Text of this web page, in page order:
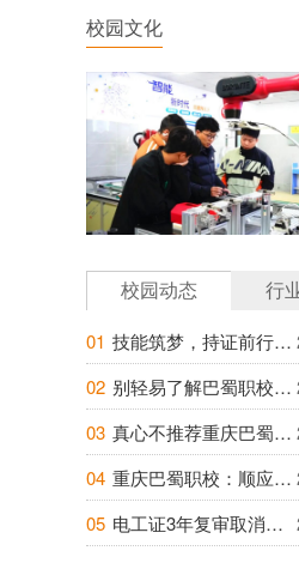
校园文化
校园动态 行
01
技能筑梦，持证前行｜巴蜀职校电工作业低压...
02
别轻易了解巴蜀职校工业机器人！越深挖，越...
03
真心不推荐重庆巴蜀职校，怕你辞掉流水线，...
04
重庆巴蜀职校：顺应行业趋势，开启职业新篇...
05
电工证3年复审取消？政策未定，千万不可大...